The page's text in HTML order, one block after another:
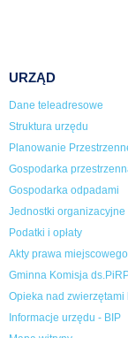
URZĄD
Dane teleadresowe
Struktura urzędu
Planowanie
Gospodarka
Gospodarka odpadami
Jednostki organizacyjne
Podatki i opłaty
Akty prawa miejscowego
Gminna Komisja
Opieka nad zwierzętami
Informacje urzędu - BIP